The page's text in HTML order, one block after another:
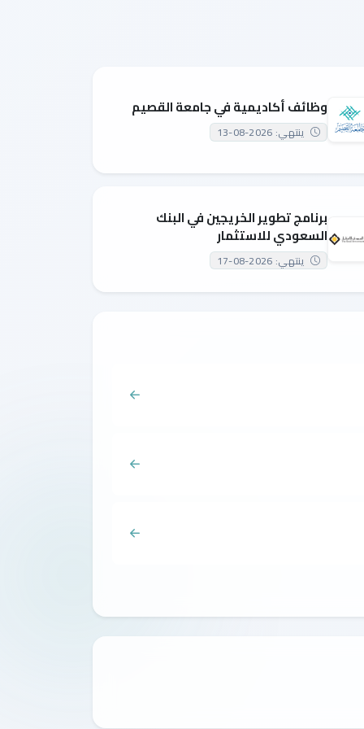
وظائف أكاديمية في جامعة القصيم
ينتهي: 2026-08-13
برنامج تطوير الخريجين في البنك
السعودي للاستثمار
ينتهي: 2026-08-17